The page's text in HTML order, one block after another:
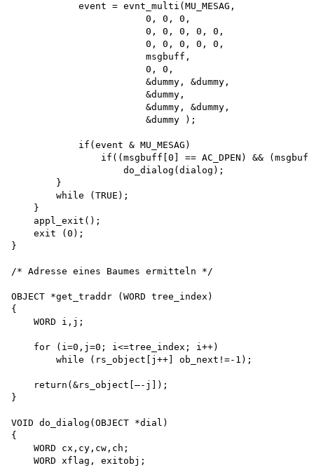
            event = evnt_multi(MU_MESAG,
                        0, 0, 0,
                        0, 0, 0, 0, 0,
                        0, 0, 0, 0, 0,
                        msgbuff,
                        0, 0,
                        &dummy, &dummy,
                        &dummy,
                        &dummy, &dummy,
                        &dummy );
            if(event & MU_MESAG)
if((msgbuff[0] == AC_DPEN) &&
                    do_dialog(dialog);
        }
        while (TRUE);
    }
    appl_exit();
    exit (0);
}
/* Adresse eines Baumes ermitteln */
OBJECT *get_traddr (WORD tree_index)
{
    WORD i,j;
    for (i=0,j=0; i<=tree_index; i++)
        while (rs_object[j++] ob_next!=-1);
    return(&rs_object[—-j]);
}
VOID do_dialog(OBJECT *dial)
{
    WORD cx,cy,cw,ch;
    WORD xflag, exitobj;